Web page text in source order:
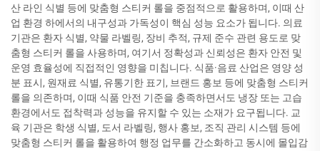
산 라인 식별 등에 맞춤형 스티커 롤을 중점적으로 활용하며, 이때 산
업 환경 하에서의 내구성과 가독성이 핵심 성능 요소가 됩니다. 의료
기관은 환자 식별, 약물 라벨링, 장비 추적, 규제 준수 관련 용도로 맞
춤형 스티커 롤을 사용하며, 여기서 정확성과 신뢰성은 환자 안전 및
운영 효율성에 직접적인 영향을 미칩니다. 식품·음료 산업은 영양 성
분 표시, 원재료 식별, 유통기한 표기, 브랜드 홍보 등에 맞춤형 스티커
롤을 의존하며, 이때 식품 안전 기준을 충족하면서도 냉장 또는 고습
환경에서도 접착력과 성능을 유지할 수 있는 소재가 요구됩니다. 교
육 기관은 학생 식별, 도서 라벨링, 행사 홍보, 조직 관리 시스템 등에
맞춤형 스티커 롤을 활용하여 행정 업무를 간소화하고 동시에 몰입감